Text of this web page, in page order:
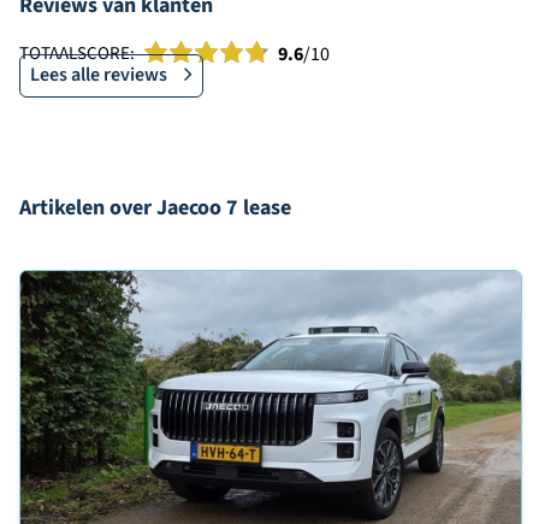
TOTAALSCORE: 9.6/10
Lees alle reviews
Artikelen over Jaecoo 7 lease